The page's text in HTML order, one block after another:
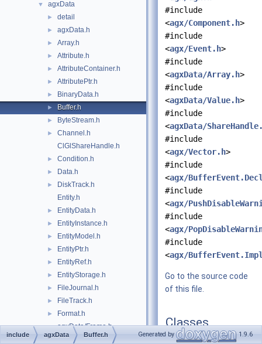
▼ agxData
► detail
► agxData.h
► Array.h
► Attribute.h
► AttributeContainer.h
► AttributePtr.h
► BinaryData.h
► Buffer.h
► ByteStream.h
►
Channel.h
ClGlShareHandle.h
► Condition.h
► Data.h
►
DiskTrack.h
Entity.h
► EntityData.h
► EntityInstance.h
► EntityModel.h
► EntityPtr.h
► EntityRef.h
► EntityStorage.h
► FileJournal.h
► FileTrack.h
►
Format.h
agxData/Frame.h
► FrameIO.h
#include
<agx/Component.h>
#include
<agx/Event.h>
#include
<agxData/Array.h>
#include
<agxData/Value.h>
#include
<agxData/
#include
<agx/Vector.h>
#include
<agx/
#include
<agx/
#include
<agx/
#include
<agx/
Go to the source code
of this file.
Classes
class agxData::Buffer
include agxData Buffer.h Generated by 1.9.6